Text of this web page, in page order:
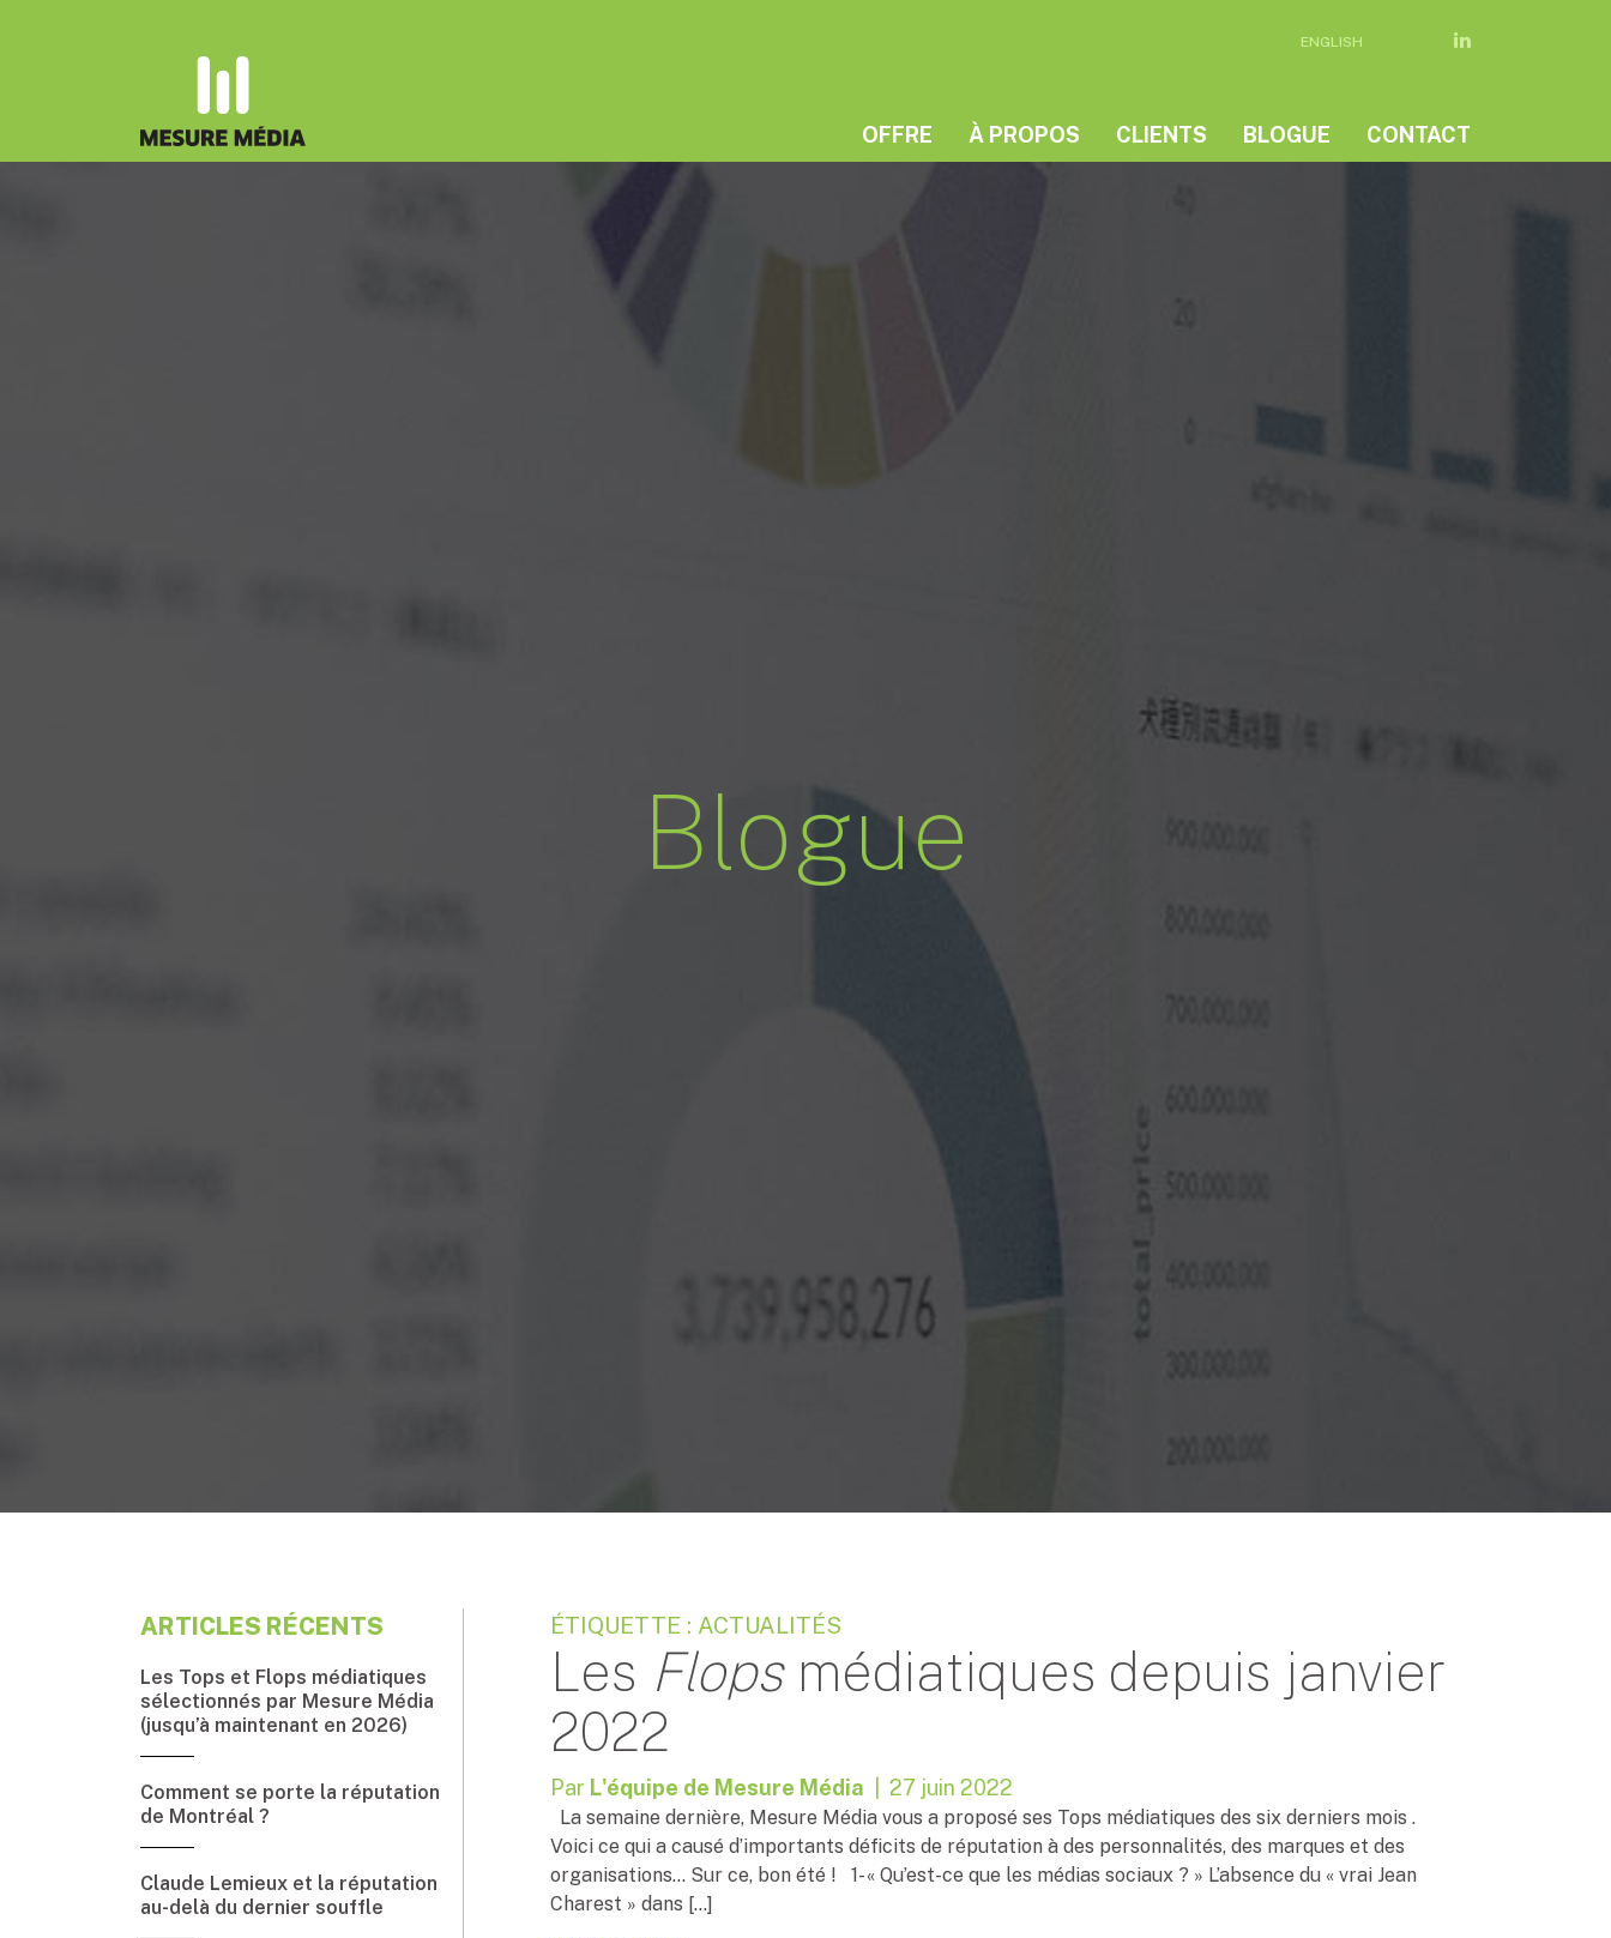
ENGLISH
OFFRE À PROPOS CLIENTS BLOGUE CONTACT
Blogue
ARTICLES RÉCENTS
Les Tops et Flops médiatiques
sélectionnés par Mesure Média
(jusqu’à maintenant en 2026)
Comment se porte la réputation
de Montréal ?
Claude Lemieux et la réputation
au-delà du dernier souffle
ÉTIQUETTE : ACTUALITÉS
Les Flopsmédiatiques depuis janvier
2022
Par L'équipe de Mesure Média | 27 juin 2022
La semaine dernière, Mesure Média vous a proposé ses Tops médiatiques des six derniers mois .
Voici ce qui a causé d’importants déficits de réputation à des personnalités, des marques et des
organisations… Sur ce, bon été ! 1- « Qu’est-ce que les médias sociaux ? » L’absence du « vrai Jean
Charest » dans […]